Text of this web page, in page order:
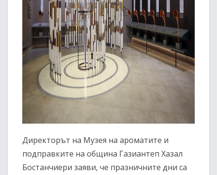
Директорът на Музея на ароматите и
подправките на община Газиантеп Хазал
Бостанчиери заяви, че празничните дни са